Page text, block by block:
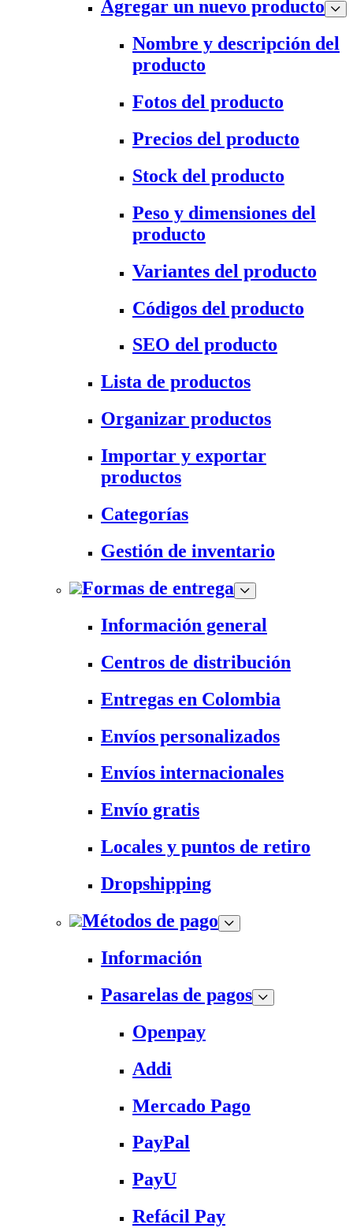
Agregar un nuevo producto
Nombre y descripción del
producto
Fotos del producto
Precios del producto
Stock del producto
Peso y dimensiones del
producto
Variantes del producto
Códigos del producto
SEO del producto
Lista de productos
Organizar productos
Importar y exportar
productos
Categorías
Gestión de inventario
Formas de entrega
Información general
Centros de distribución
Entregas en Colombia
Envíos personalizados
Envíos internacionales
Envío gratis
Locales y puntos de retiro
Dropshipping
Métodos de pago
Información
Pasarelas de pagos
Openpay
Addi
Mercado Pago
PayPal
PayU
Refácil Pay